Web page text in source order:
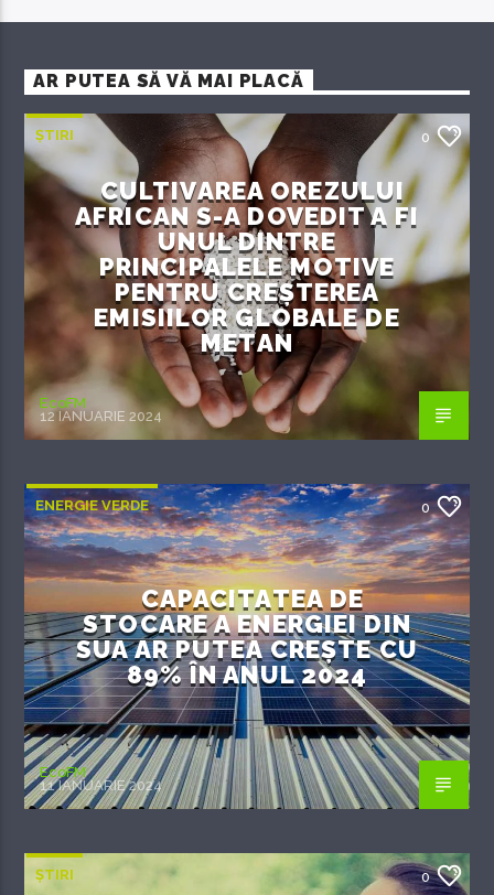
AR PUTEA SĂ VĂ MAI PLACĂ
ȘTIRI 0
CULTIVAREA OREZULUI
AFRICAN S-A DOVEDIT A FI
UNUL DINTRE
PRINCIPALELE MOTIVE
PENTRU CREȘTEREA
EMISIILOR GLOBALE DE
METAN
EcoFM
12 IANUARIE 2024
ENERGIE VERDE 0
CAPACITATEA DE
STOCARE A ENERGIEI DIN
SUA AR PUTEA CREȘTE CU
89% ÎN ANUL 2024
EcoFM
11 IANUARIE 2024
ȘTIRI 0